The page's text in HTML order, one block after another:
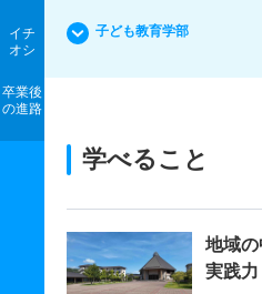
イチ
オシ
卒業後
の進路
子ども教育学部
学べること
地域
実践力